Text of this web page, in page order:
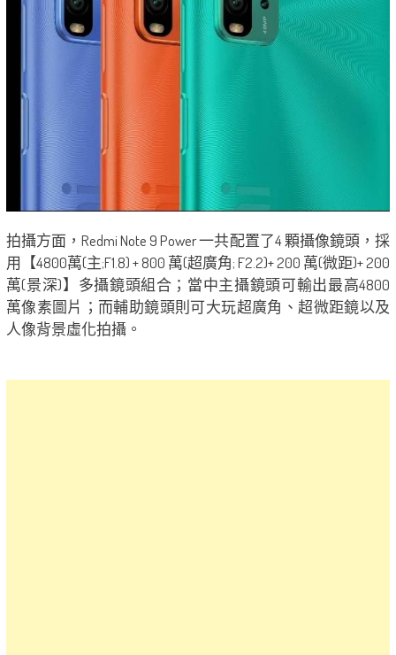
拍攝方面，Redmi Note 9 Power 一共配置了4 顆攝像鏡頭，採
用【4800萬(主;F1.8) + 800 萬(超廣角; F2.2)+ 200 萬(微距)+ 200
萬(景深)】多攝鏡頭組合；當中主攝鏡頭可輸出最高4800
萬像素圖片；而輔助鏡頭則可大玩超廣角、超微距鏡以及
人像背景虛化拍攝。